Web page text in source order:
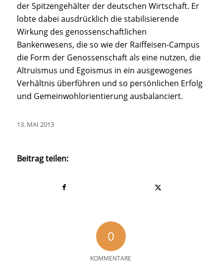
der Spitzengehälter der deutschen Wirtschaft. Er
lobte dabei ausdrücklich die stabilisierende
Wirkung des genossenschaftlichen
Bankenwesens, die so wie der Raiffeisen-Campus
die Form der Genossenschaft als eine nutzen, die
Altruismus und Egoismus in ein ausgewogenes
Verhältnis überführen und so persönlichen Erfolg
und Gemeinwohlorientierung ausbalanciert.
13. MAI 2013
Beitrag teilen:
0
KOMMENTARE